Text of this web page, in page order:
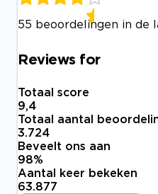
55 beoordelingen in de
Reviews for
Totaal score
9,4
Totaal aantal
3.724
Beveelt ons aan
98%
Aantal keer bekeken
63.877